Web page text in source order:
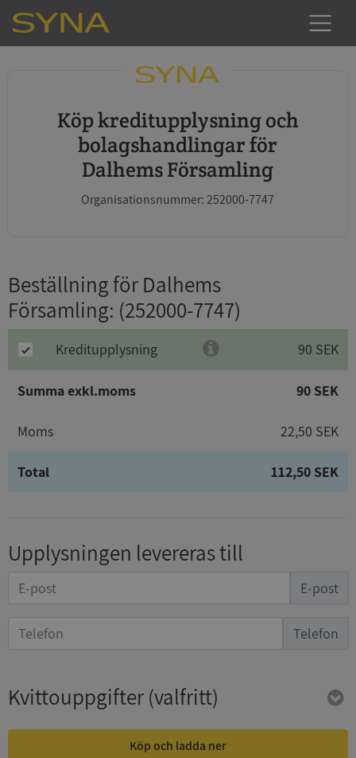
Köp kreditupplysning och
bolagshandlingar för
Dalhems Församling
Organisationsnummer: 252000-7747
Beställning för Dalhems
Församling: (252000-7747)
Kreditupplysning 90 SEK
Summa exkl.moms 90 SEK
Moms 22,50 SEK
Total 112,50 SEK
Upplysningen levereras till
E-post
Telefon
Kvittouppgifter(valfritt)
Köp och ladda ner